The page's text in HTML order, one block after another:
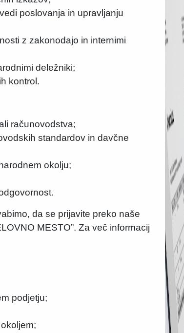
poslovanja in upravljanju
z zakonodajo in internimi
deležniki;
kontrol.
računovodstva;
standardov in davčne
okolju;
da se prijavite preko naše
MESTO”. Za več informacij
podjetju;